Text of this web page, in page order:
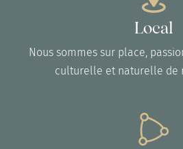
Local
Nous sommes sur place,
culturelle et naturelle de